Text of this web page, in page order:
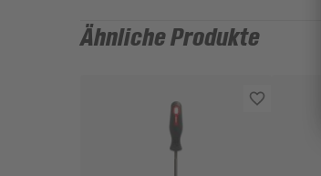
Ähnliche Produkte